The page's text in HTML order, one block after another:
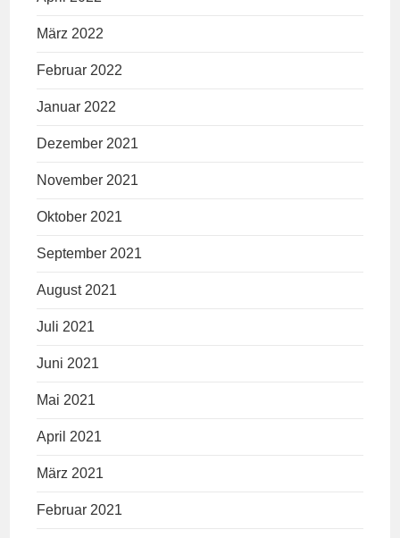
März 2022
Februar 2022
Januar 2022
Dezember 2021
November 2021
Oktober 2021
September 2021
August 2021
Juli 2021
Juni 2021
Mai 2021
April 2021
März 2021
Februar 2021